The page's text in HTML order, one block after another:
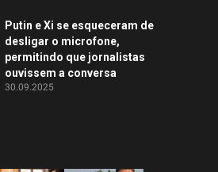
Putin e Xi se esqueceram de
desligar o microfone,
permitindo que jornalistas
ouvissem a conversa
30.09.2025